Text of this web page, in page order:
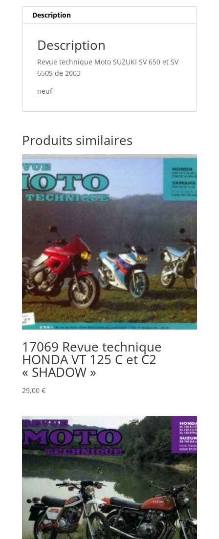
Description
Description
Revue technique Moto SUZUKI SV 650 et SV
650S de 2003
neuf
Produits similaires
17069 Revue technique
HONDA VT 125 C et C2
« SHADOW »
29,00 €